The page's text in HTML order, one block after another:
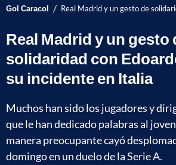
Gol Caracol / Real Madrid y un gesto de
Real Madrid y un gesto
solidaridad con
su incidente en Italia
Muchos han sido los jugadores y
que le han dedicado palabras al
manera preocupante cayó
domingo en un duelo de la Serie A.